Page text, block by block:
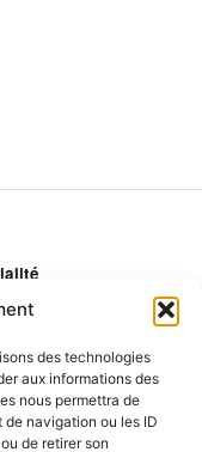
des technologies
aux informations des
nous permettra de
navigation ou les ID
de retirer son